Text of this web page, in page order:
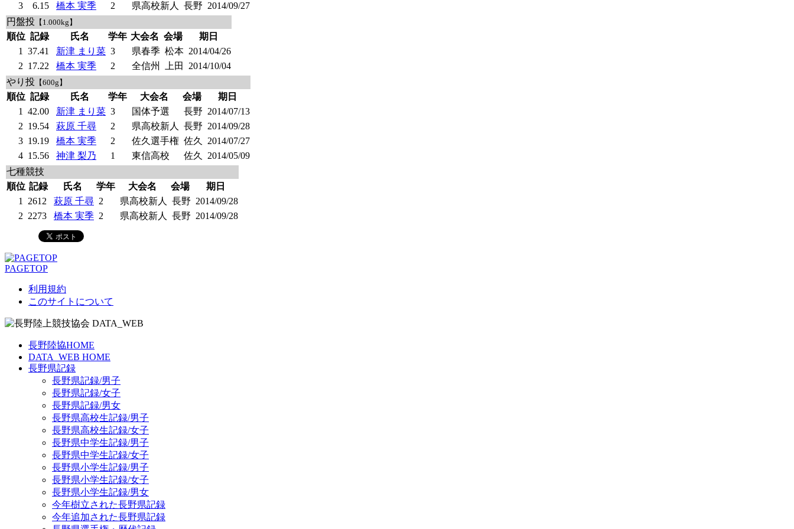
3
6.15 橋本 実季 2 県高校新人 長野 2014/09/27
円盤投 【1.000kg】
順位 記録 氏名 学年 大会名 会場
期日
1
37.41 新津 まり菜 3 県春季 松本 2014/04/26
2 17.22 橋本 実季 2 全信州 上田
2014/10/04
やり投 【600g】
順位 記録 氏名 学年 大会名 会場
期日
1
42.00 新津 まり菜 3 国体予選 長野 2014/07/13
2 19.54 萩原 千尋 2 県高校新人 長野 2014/09/28
3 19.19 橋本 実季 2 佐久選手権 佐久
2014/07/27
4 15.56 神津 梨乃 1 東信高校 佐久
2014/05/09
七種競技
順位 記録 氏名 学年 大会名 会場
期日
1
2612 萩原 千尋 2 県高校新人 長野 2014/09/28
2 2273 橋本 実季 2 県高校新人 長野 2014/09/28
PAGETOP
利用規約
このサイトについて
長野陸協HOME
DATA_WEB HOME
長野県記録
長野県記録/男子
長野県記録/女子
長野県記録/男女
長野県高校生記録/男子
長野県高校生記録/女子
長野県中学生記録/男子
長野県中学生記録/女子
長野県小学生記録/男子
長野県小学生記録/女子
長野県小学生記録/男女
今年樹立された長野県記録
今年追加された長野県記録